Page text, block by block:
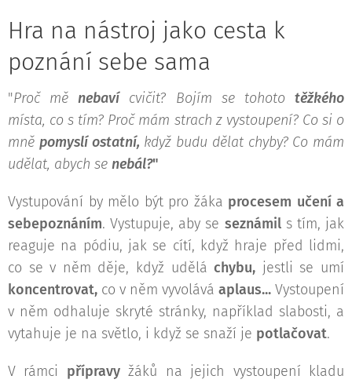
Hra na nástroj jako cesta k
poznání sebe sama
"Proč měnebavícvičit? Bojím se tohototěžkého
místa, co s tím? Proč mám strach z vystoupení? Co si o
mně pomyslí ostatní, když budu dělat chyby? Co mám
udělat, abych se nebál?"
Vystupování by mělo být pro žáka procesem učení a
sebepoznáním. Vystupuje, aby se seznámil s tím, jak
reaguje na pódiu, jak se cítí, když hraje před lidmi,
co se v něm děje, když uděláchybu, jestli se umí
koncentrovat, co v něm vyvolává aplaus... Vystoupení
v něm odhaluje skryté stránky, například slabosti, a
vytahuje je na světlo, i když se snaží je potlačovat.
V rámci přípravyžáků na jejich vystoupení kladu